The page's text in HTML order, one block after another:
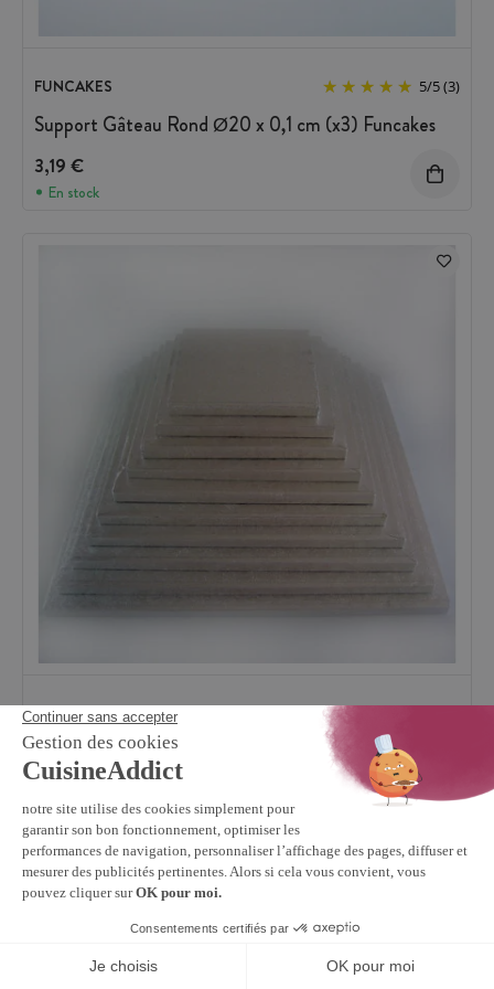
FUNCAKES 5/5(3)
Support Gâteau Rond Ø20 x 0,1 cm (x3) Funcakes
3,19 €
En stock
FUNCAKES
Support Gâteau Carré 40 x 1 cm Argenté Funcakes
En stock